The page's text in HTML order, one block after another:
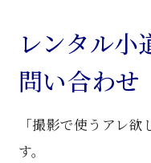
型
本
箱
レンタル小
問い合わせ
「撮影で使うアレ
す。